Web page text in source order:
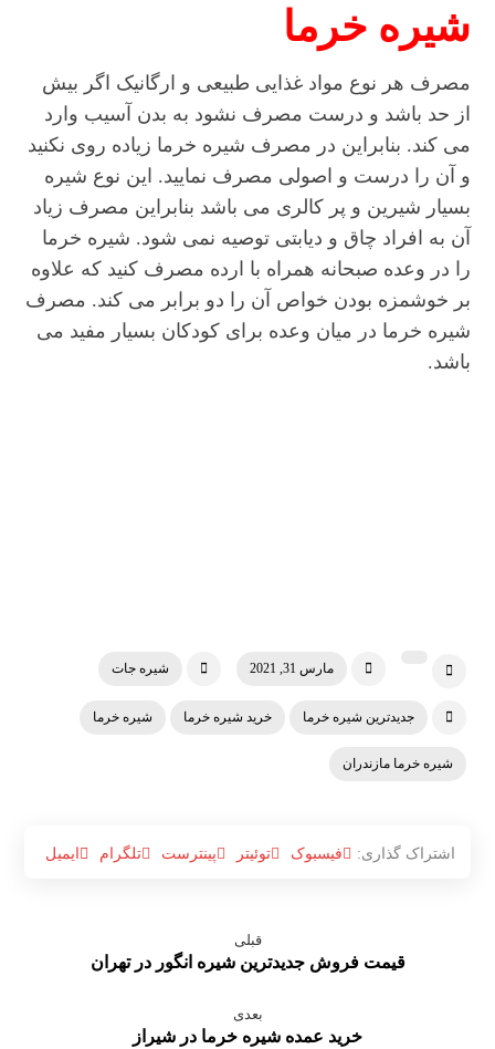
شیره خرما
مصرف هر نوع مواد غذایی طبیعی و ارگانیک اگر بیش
از حد باشد و درست مصرف نشود به بدن آسیب وارد
می کند. بنابراین در مصرف شیره خرما زیاده روی نکنید
و آن را درست و اصولی مصرف نمایید. این نوع شیره
بسیار شیرین و پر کالری می باشد بنابراین مصرف زیاد
آن به افراد چاق و دیابتی توصیه نمی شود. شیره خرما
را در وعده صبحانه همراه با ارده مصرف کنید که علاوه
بر خوشمزه بودن خواص آن را دو برابر می کند. مصرف
شیره خرما در میان وعده برای کودکان بسیار مفید می
باشد.
مارس 31, 2021 شیره جات
جدیدترین شیره خرما خرید شیره خرما شیره خرما
شیره خرما مازندران
فیسبوک توئیتر پینترست تلگرام ایمیل
قبلی
قیمت فروش جدیدترین شیره انگور در تهران
بعدی
خرید عمده شیره خرما در شیراز